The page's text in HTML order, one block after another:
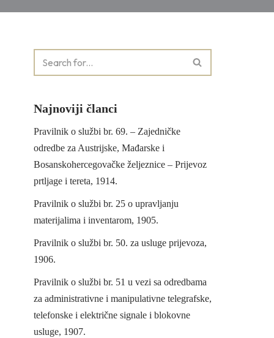
Najnoviji članci
Pravilnik o službi br. 69. – Zajedničke
odredbe za Austrijske, Mađarske i
Bosanskohercegovačke željeznice – Prijevoz
prtljage i tereta, 1914.
Pravilnik o službi br. 25 o upravljanju
materijalima i inventarom, 1905.
Pravilnik o službi br. 50. za usluge prijevoza,
1906.
Pravilnik o službi br. 51 u vezi sa odredbama
za administrativne i manipulativne telegrafske,
telefonske i električne signale i blokovne
usluge, 1907.